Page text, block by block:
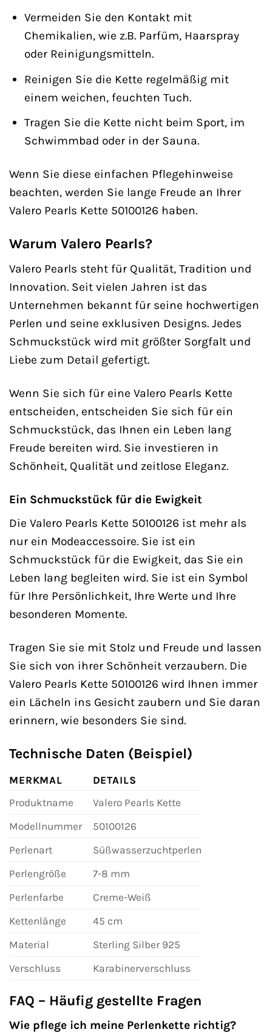
Vermeiden Sie den Kontakt mit
Chemikalien, wie z.B. Parfüm, Haarspray
oder Reinigungsmitteln.
Reinigen Sie die Kette regelmäßig mit
einem weichen, feuchten Tuch.
Tragen Sie die Kette nicht beim Sport, im
Schwimmbad oder in der Sauna.
Wenn Sie diese einfachen Pflegehinweise
beachten, werden Sie lange Freude an Ihrer
Valero Pearls Kette 50100126 haben.
Warum Valero Pearls?
Valero Pearls steht für Qualität, Tradition und
Innovation. Seit vielen Jahren ist das
Unternehmen bekannt für seine hochwertigen
Perlen und seine exklusiven Designs. Jedes
Schmuckstück wird mit größter Sorgfalt und
Liebe zum Detail gefertigt.
Wenn Sie sich für eine Valero Pearls Kette
entscheiden, entscheiden Sie sich für ein
Schmuckstück, das Ihnen ein Leben lang
Freude bereiten wird. Sie investieren in
Schönheit, Qualität und zeitlose Eleganz.
Ein Schmuckstück für die Ewigkeit
Die Valero Pearls Kette 50100126 ist mehr als
nur ein Modeaccessoire. Sie ist ein
Schmuckstück für die Ewigkeit, das Sie ein
Leben lang begleiten wird. Sie ist ein Symbol
für Ihre Persönlichkeit, Ihre Werte und Ihre
besonderen Momente.
Tragen Sie sie mit Stolz und Freude und lassen
Sie sich von ihrer Schönheit verzaubern. Die
Valero Pearls Kette 50100126 wird Ihnen immer
ein Lächeln ins Gesicht zaubern und Sie daran
erinnern, wie besonders Sie sind.
Technische Daten (Beispiel)
MERKMAL
DETAILS
Produktname
Valero Pearls Kette
Modellnummer
50100126
Perlenart
Süßwasserzuchtperlen
Perlengröße
7-8 mm
Perlenfarbe
Creme-Weiß
Kettenlänge
45 cm
Material
Sterling Silber 925
Verschluss
Karabinerverschluss
FAQ – Häufig gestellte Fragen
Wie pflege ich meine Perlenkette richtig?